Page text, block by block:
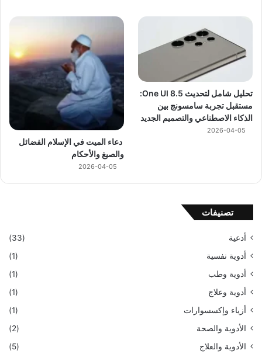
تحليل شامل لتحديث One UI 8.5:
مستقبل تجربة سامسونج بين
الذكاء الاصطناعي والتصميم الجديد
2026-04-05
دعاء الميت في الإسلام الفضائل
والصيغ والأحكام
2026-04-05
تصنيفات
أدعية
(33)
أدوية نفسية
(1)
أدوية وطب
(1)
أدوية وعلاج
(1)
أزياء وإكسسوارات
(1)
الأدوية والصحة
(2)
الأدوية والعلاج
(5)